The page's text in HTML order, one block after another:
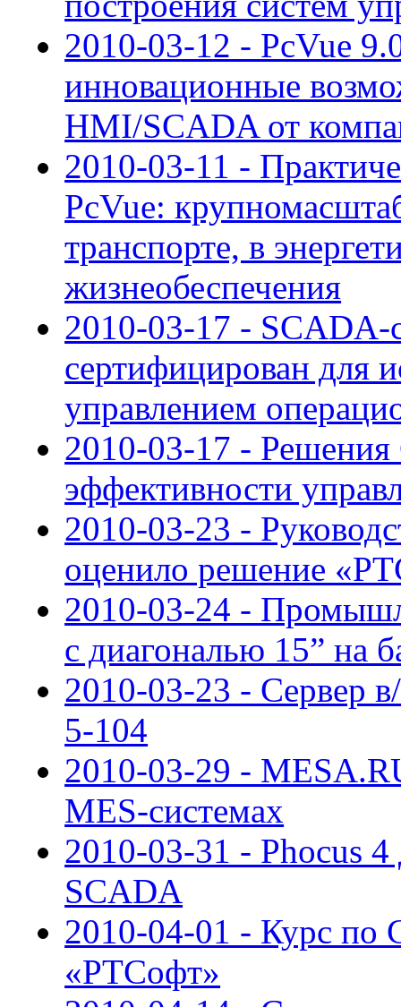
2010-03-12 - PcVue
инновационные
HMI/SCADA от
2010-03-11 -
PcVue:
транспорте, в
жизнеобеспечения
2010-03-17 - SCADA-
сертифицирован для
управлением
2010-03-17 -
эффективности
2010-03-23 -
оценило решение
2010-03-24 -
с диагональю 15” на
2010-03-23 - Сервер
5-104
2010-03-29 -
MES-системах
2010-03-31 - Phocus 4
SCADA
2010-04-01 - Курс по
«РТСофт»